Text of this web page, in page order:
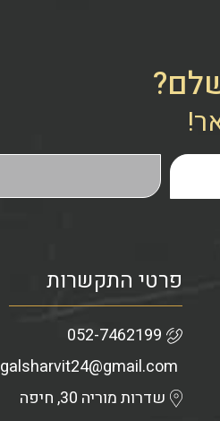
פרטי התקשרות
052-7462199
galsharvit24@gmail.com
שדרות מוריה 30, חיפה